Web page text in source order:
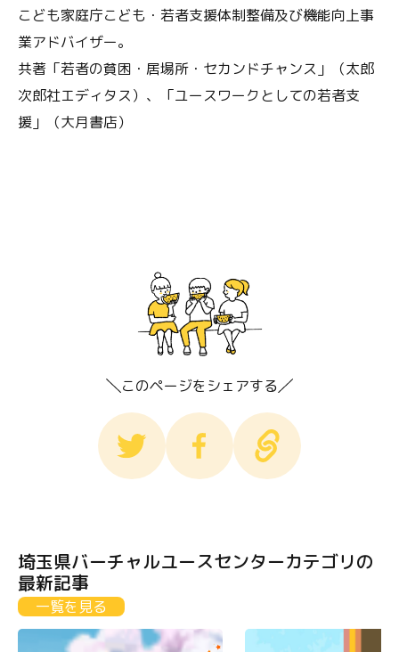
こども家庭庁こども・若者支援体制整備及び機能向上事
業アドバイザー。
共著「若者の貧困・居場所・セカンドチャンス」（太郎
次郎社エディタス）、「ユースワークとしての若者支
援」（大月書店）
このページをシェアする
埼玉県バーチャルユースセンターカテゴリの
最新記事
一覧を見る